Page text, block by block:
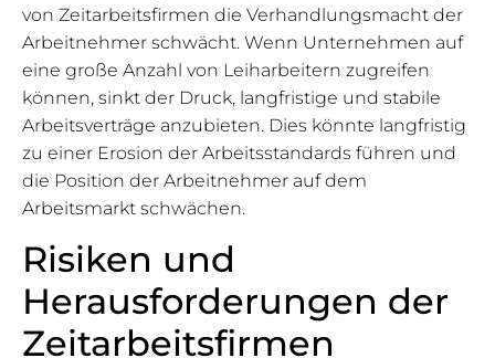
von Zeitarbeitsfirmen die Verhandlungsmacht der
Arbeitnehmer schwächt. Wenn Unternehmen auf
eine große Anzahl von Leiharbeitern zugreifen
können, sinkt der Druck, langfristige und stabile
Arbeitsverträge anzubieten. Dies könnte langfristig
zu einer Erosion der Arbeitsstandards führen und
die Position der Arbeitnehmer auf dem
Arbeitsmarkt schwächen.
Risiken und
Herausforderungen der
Zeitarbeitsfirmen